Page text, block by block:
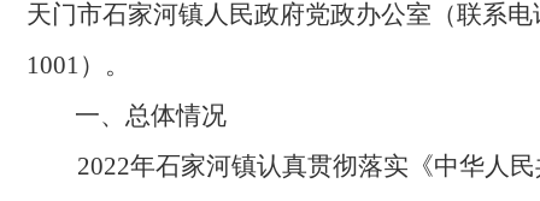
天门市石家河镇人民政府党政办公室 （联系电
1001）。
一、总体情况
2022年石家河镇认真贯彻落实《中华人民